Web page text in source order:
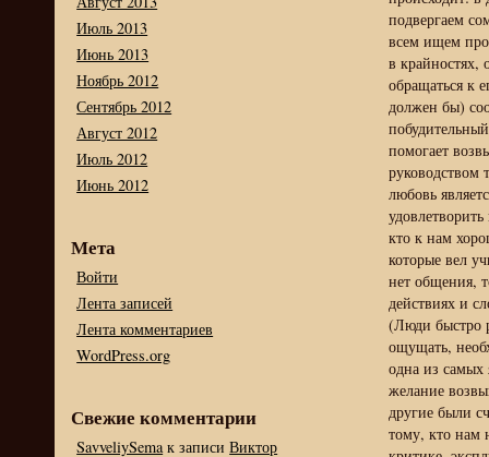
подвергаем
всем ищем
в крайностях,
обращаться к
должен бы)
помогает
руководством
любовь
кто к нам
которые вел
нет общения,
действиях и
(Люди быстро
ощущать,
одна из самых
желание
другие были
тому, кто нам
Июль 2013
Июнь 2013
Ноябрь 2012
Сентябрь 2012
Август 2012
Июль 2012
Июнь 2012
Мета
Войти
Лента записей
Лента комментариев
WordPress.org
Свежие комментарии
SavveliySemaк записиВиктор